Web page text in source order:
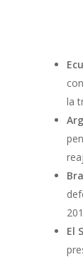
la
El